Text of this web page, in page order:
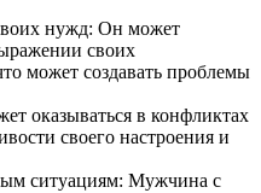
нужд: Он может
своих
может создавать проблемы
оказываться в конфликтах
своего настроения и
ситуациям: Мужчина с